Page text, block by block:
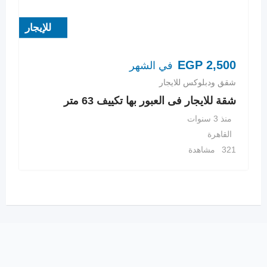
للإيجار
EGP 2,500 في الشهر
شقق ودبلوكس للايجار
شقة للايجار فى العبور بها تكييف 63 متر
منذ 3 سنوات
القاهرة
321 مشاهدة